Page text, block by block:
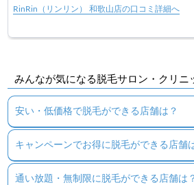
RinRin（リンリン） 和歌山店の口コミ詳細へ
みんなが気になる脱毛サロン・クリニ
安い・低価格で脱毛ができる店舗は？
キャンペーンでお得に脱毛ができる店舗
通い放題・無制限に脱毛ができる店舗は